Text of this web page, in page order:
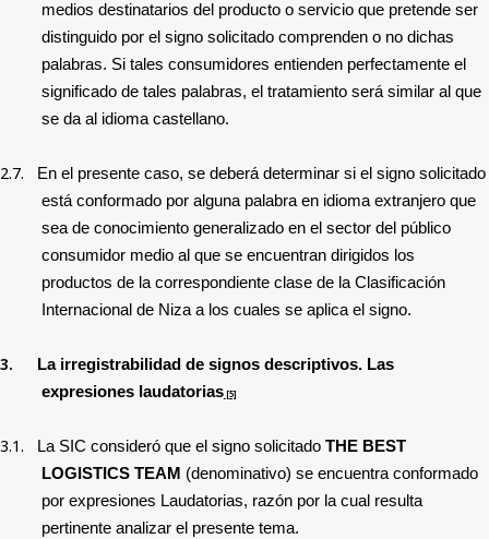
medios destinatarios del producto o servicio que pretende ser
distinguido por el signo solicitado comprenden o no dichas
palabras. Si tales consumidores entienden perfectamente el
significado de tales palabras, el tratamiento será similar al que
se da al idioma castellano.
2.7.
En el presente caso, se deberá determinar si el signo solicitado
está conformado por alguna palabra en idioma extranjero que
sea de conocimiento generalizado en el sector del público
consumidor medio al que se encuentran dirigidos los
productos de la correspondiente clase de la Clasificación
Internacional de Niza a los cuales se aplica el signo.
3. Lairregistrabilidad de signos descriptivos. Las
expresiones laudatorias [5]
3.1. La SIC consideró que el signo solicitado THE BEST
LOGISTICS TEAM (denominativo) se encuentra conformado
por expresiones Laudatorias, razón por la cual resulta
pertinente analizar el presente tema.